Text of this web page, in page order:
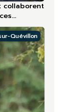
collaborent
Quévillon